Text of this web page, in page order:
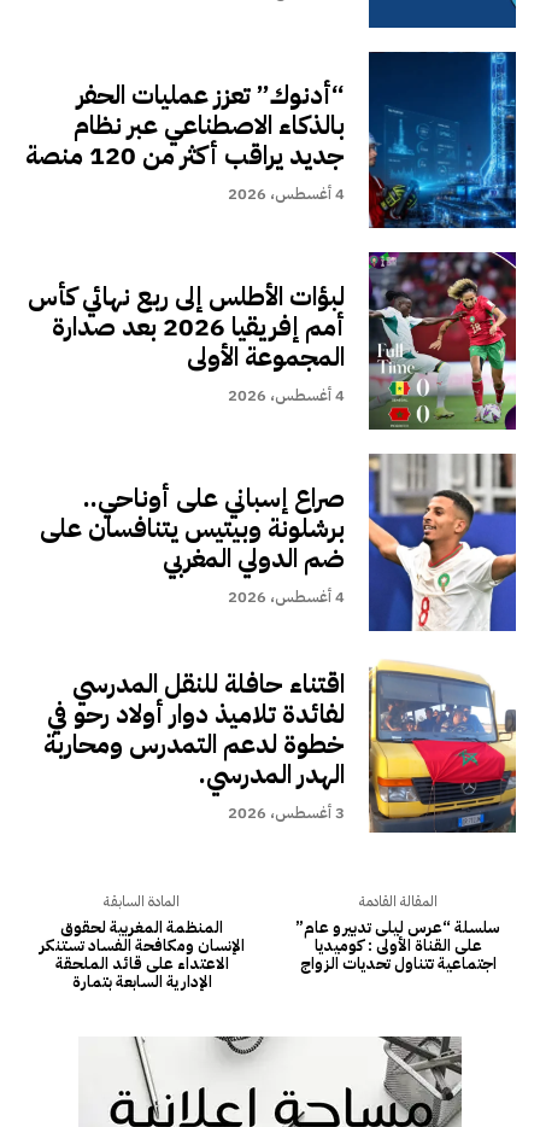
“أدنوك” تعزز عمليات الحفر
بالذكاء الاصطناعي عبر نظام
جديد يراقب أكثر من 120 منصة
4 أغسطس، 2026
لبؤات الأطلس إلى ربع نهائي كأس
أمم إفريقيا 2026 بعد صدارة
المجموعة الأولى
4 أغسطس، 2026
صراع إسباني على أوناحي..
برشلونة وبيتيس يتنافسان على
ضم الدولي المغربي
4 أغسطس، 2026
اقتناء حافلة للنقل المدرسي
لفائدة تلاميذ دوار أولاد رحو في
خطوة لدعم التمدرس ومحاربة
الهدر المدرسي.
3 أغسطس، 2026
المادة السابقة
المنظمة المغربية لحقوق
الإنسان ومكافحة الفساد تستنكر
الاعتداء على قائد الملحقة
الإدارية السابعة بتمارة
المقالة القادمة
سلسلة “عرس ليلى تدبيرو عام”
على القناة الأولى : كوميديا
اجتماعية تتناول تحديات الزواج